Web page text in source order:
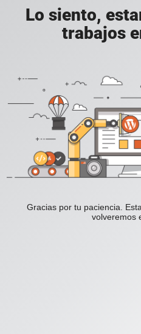
Lo siento,
trabajos
Gracias por tu paciencia.
volveremos